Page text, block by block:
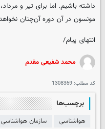
داشته باشیم. اما برای تیر و
مونسون در آن دوره آن‌چنان
انتهای پیام/
محمد شفیعی مقدم
کد مطلب: 1308369
برچسب‌ها
هواشناسی سازمان هواشناسی